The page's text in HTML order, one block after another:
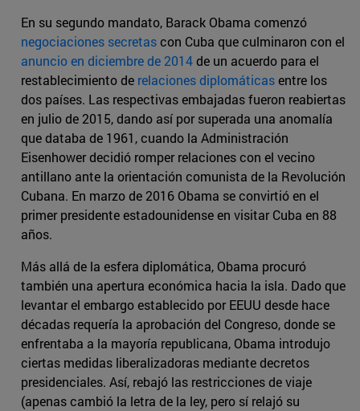
En su segundo mandato, Barack Obama comenzó
negociaciones secretascon Cuba que culminaron con el
anuncio en diciembre de 2014de un acuerdo para el
restablecimiento de relaciones diplomáticasentre los
dos países. Las respectivas embajadas fueron reabiertas
en julio de 2015, dando así por superada una anomalía
que databa de 1961, cuando la Administración
Eisenhower decidió romper relaciones con el vecino
antillano ante la orientación comunista de la Revolución
Cubana. En marzo de 2016 Obama se convirtió en el
primer presidente estadounidense en visitar Cuba en 88
años.
Más allá de la esfera diplomática, Obama procuró
también una apertura económica hacia la isla. Dado que
levantar el embargo establecido por EEUU desde hace
décadas requería la aprobación del Congreso, donde se
enfrentaba a la mayoría republicana, Obama introdujo
ciertas medidas liberalizadoras mediante decretos
presidenciales. Así, rebajó las restricciones de viaje
(apenas cambió la letra de la ley, pero sí relajó su